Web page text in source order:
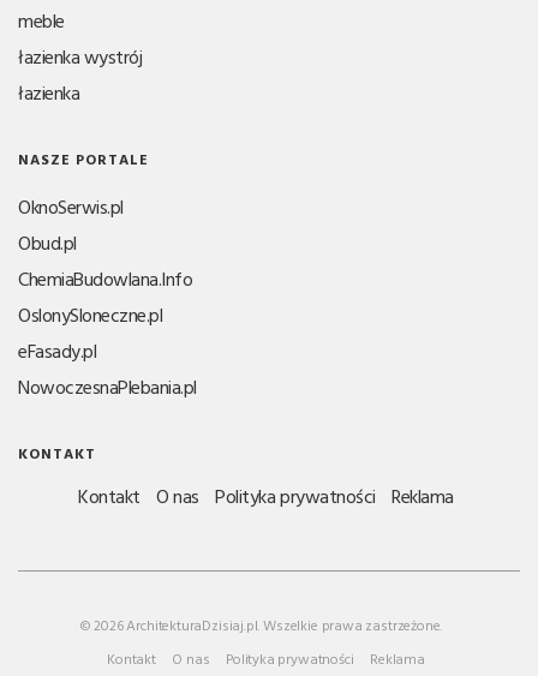
meble
łazienka wystrój
łazienka
NASZE PORTALE
OknoSerwis.pl
Obud.pl
ChemiaBudowlana.Info
OslonySloneczne.pl
eFasady.pl
NowoczesnaPlebania.pl
KONTAKT
Kontakt O nas Polityka prywatności Reklama
© 2026 ArchitekturaDzisiaj.pl. Wszelkie prawa zastrzeżone.
Kontakt
O nas Polityka prywatności Reklama